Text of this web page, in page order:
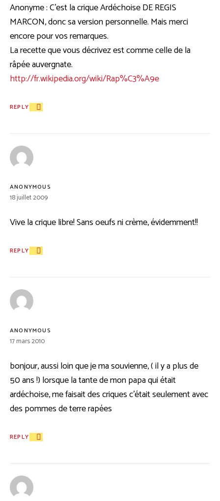
Anonyme : C’est la crique Ardéchoise DE REGIS
MARCON, donc sa version personnelle. Mais merci
encore pour vos remarques.
La recette que vous décrivez est comme celle de la
râpée auvergnate.
http://fr.wikipedia.org/wiki/Rap%C3%A9e
REPLY
ANONYMOUS
18 juillet 2009
Vive la crique libre! Sans oeufs ni crème, évidemment!!
REPLY
ANONYMOUS
17 mars 2010
bonjour, aussi loin que je ma souvienne, ( il y a plus de
50 ans !) lorsque la tante de mon papa qui était
ardéchoise, me faisait des criques c’était seulement avec
des pommes de terre rapées
REPLY